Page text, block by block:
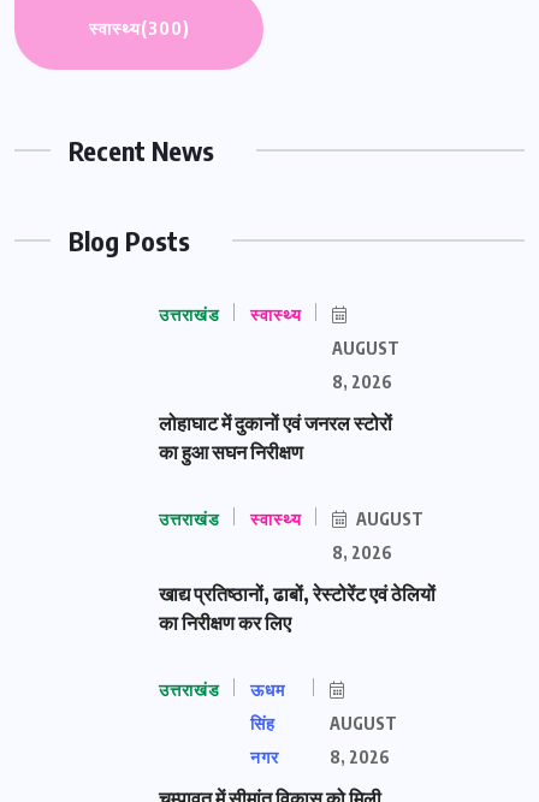
स्वास्थ्य(300)
Recent News
Blog Posts
उत्तराखंड स्वास्थ्य
AUGUST
8, 2026
लोहाघाट में दुकानों एवं जनरल स्टोरों
का हुआ सघन निरीक्षण
उत्तराखंड स्वास्थ्य
AUGUST
8, 2026
खाद्य प्रतिष्ठानों, ढाबों, रेस्टोरेंट एवं ठेलियों
का निरीक्षण कर लिए
उत्तराखंड
ऊधम
सिंह
नगर
AUGUST
8, 2026